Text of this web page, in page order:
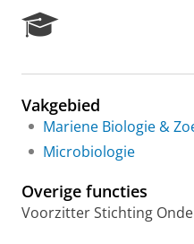
e
r
c
h
o
r
t
Vakgebied
Mariene Biologie &
Microbiologie
Overige functies
Voorzitter Stichting